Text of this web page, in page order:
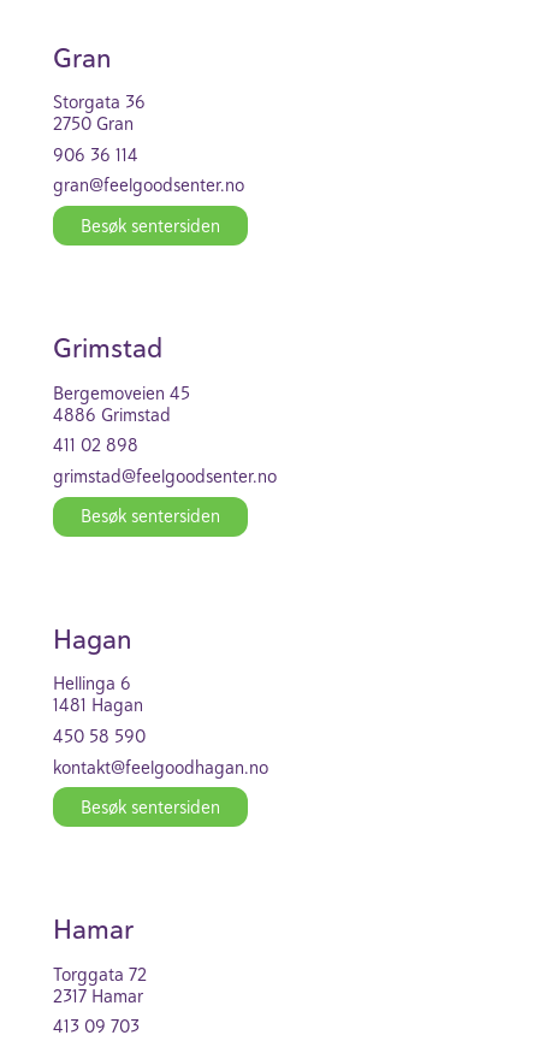
Gran
Stor­gata 36
2750 Gran
906 36 114
gran@feel­good­se­nter.no
Besøk senter­siden
Grim­stad
Bergem­oveien 45
4886 Grim­stad
411 02 898
grim­stad@feel­good­se­nter.no
Besøk senter­siden
Hagan
Hellinga 6
1481 Hagan
450 58 590
kontakt@feel­good­hagan.no
Besøk senter­siden
Hamar
Torg­gata 72
2317 Hamar
413 09 703